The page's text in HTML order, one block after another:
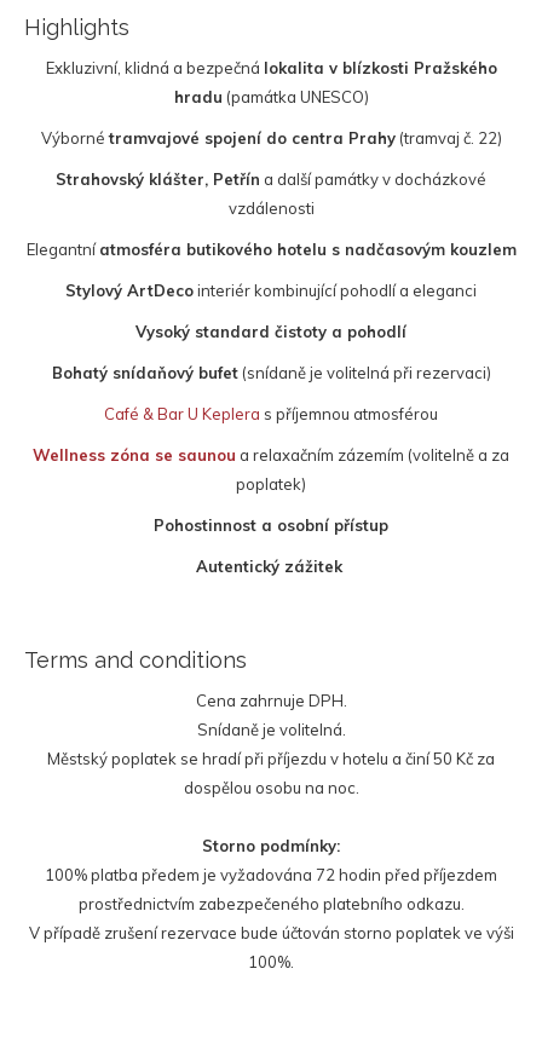
Každodenní úklid
24/7 služba recepce
Highlights
Exkluzivní, klidná a bezpečná lokalita v blízkosti Pražského
hradu (památka UNESCO)
Výbornétramvajové spojení do centra Prahy(tramvaj č. 22)
Strahovský klášter, Petřín a další památky v docházkové
vzdálenosti
Elegantníatmosféra butikového hotelu s nadčasovým kouzlem
Stylový ArtDecointeriér kombinující pohodlí a eleganci
Vysoký standard čistoty a pohodlí
Bohatý snídaňový bufet(snídaně je volitelná při rezervaci)
Café & Bar U Keplera s příjemnou atmosférou
Wellness zóna se saunou a relaxačním zázemím (volitelně a za
poplatek)
Pohostinnost a osobní přístup
Autentický zážitek
Terms and conditions
Cena zahrnuje DPH.
Snídaně je volitelná.
Městský poplatek se hradí při příjezdu v hotelu a činí 50 Kč za
dospělou osobu na noc.
Storno podmínky:
100% platba předem je vyžadována 72 hodin před příjezdem
prostřednictvím zabezpečeného platebního odkazu.
V případě zrušení rezervace bude účtován storno poplatek ve výši
100%.